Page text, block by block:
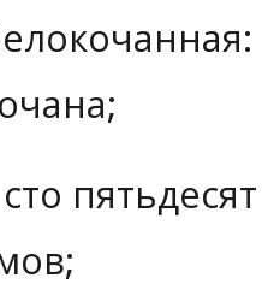
пятьдесят